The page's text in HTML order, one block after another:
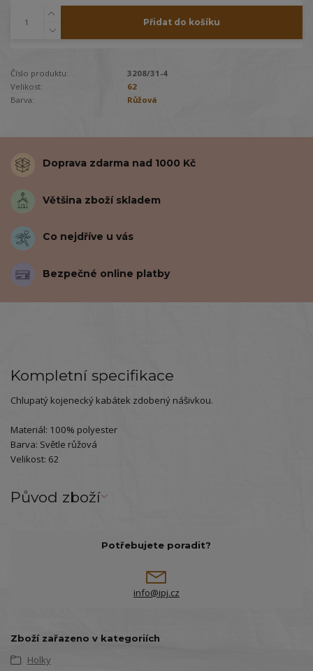
Přidat do košíku
Číslo produktu:
3208/31-4
Velikost:
62
Barva:
Růžová
Doprava zdarma nad 1000 Kč
Většina zboží skladem
Co nejdříve u vás
Bezpečné online platby
Kompletní specifikace
Chlupatý kojenecký kabátek zdobený nášivkou.
Materiál: 100% polyester
Barva: Světle růžová
Velikost: 62
Původ zboží
Potřebujete poradit?
info@ipj.cz
Zboží zařazeno v kategoriích
Holky